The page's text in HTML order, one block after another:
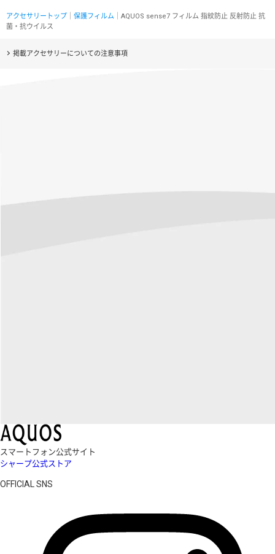
アクセサリートップ 保護フィルム ｜AQUOS sense7 フィルム 指紋防止 反射防止 抗
菌・抗ウイルス
掲載アクセサリーについての注意事項
スマートフォン公式サイト
シャープ公式ストア
OFFICIAL SNS